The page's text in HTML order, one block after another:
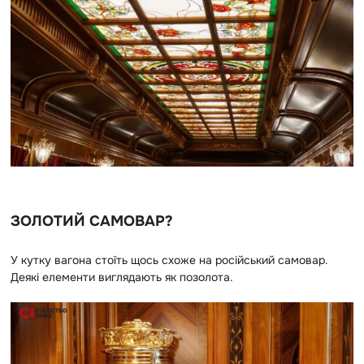
ЗОЛОТИЙ САМОВАР?
У кутку вагона стоїть щось схоже на російський самовар.
Деякі елементи виглядають як позолота.